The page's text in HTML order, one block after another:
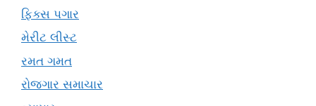
ફિક્સ પગાર
મેરીટ લીસ્ટ
રમત ગમત
રોજગાર સમાચાર